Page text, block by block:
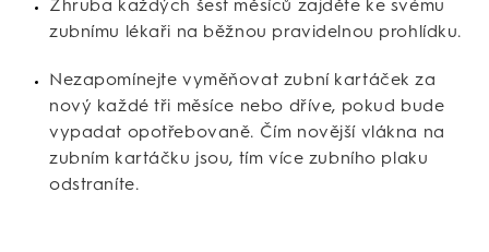
Zhruba každých šest měsíců zajděte ke svému
zubnímu lékaři na běžnou pravidelnou prohlídku.
Nezapomínejte vyměňovat zubní kartáček za
nový každé tři měsíce nebo dříve, pokud bude
vypadat opotřebovaně. Čím novější vlákna na
zubním kartáčku jsou, tím více zubního plaku
odstraníte.